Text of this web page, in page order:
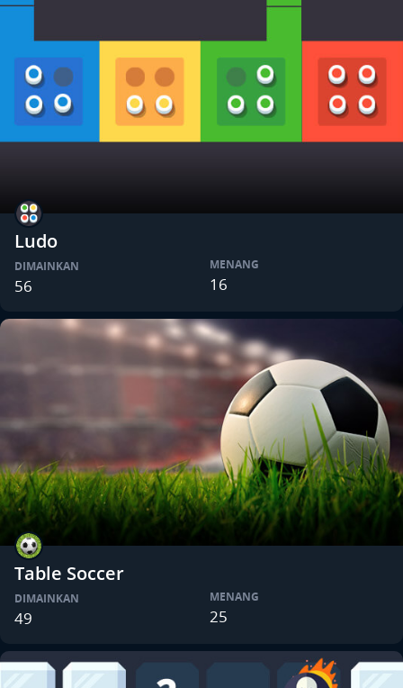
Ludo
DIMAINKAN
56
MENANG
16
Table Soccer
DIMAINKAN
49
MENANG
25